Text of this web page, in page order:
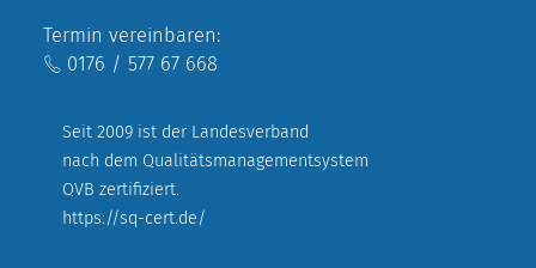
Termin vereinbaren:
0176 / 577 67 668
Seit 2009 ist der Landesverband
nach dem Qualitätsmanagementsystem
QVB zertifiziert.
https://sq-cert.de/